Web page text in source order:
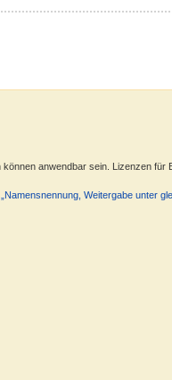
anwendbar sein. Lizenzen für